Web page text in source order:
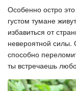
Особенно остро
густом тумане
избавиться от
невероятной силы.
способно
ты встречаешь